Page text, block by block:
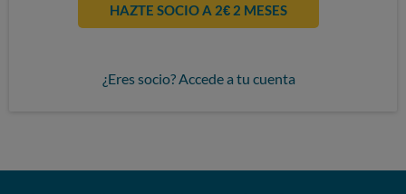
HAZTE SOCIO A 2€ 2 MESES
¿Eres socio? Accede a tu cuenta